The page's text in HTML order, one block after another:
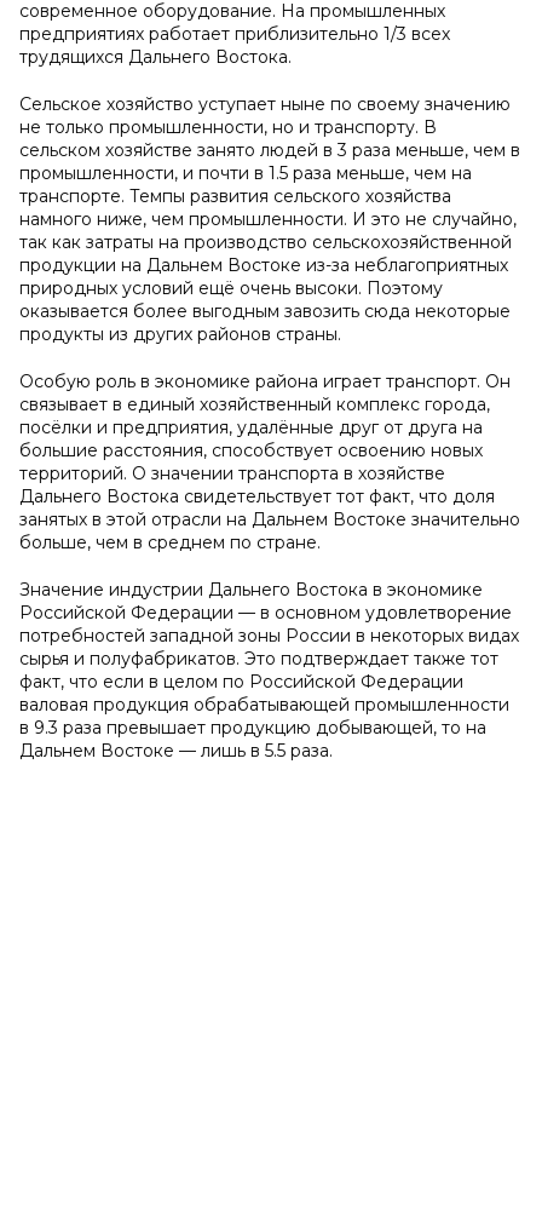
современное оборудование. На промышленных
предприятиях работает приблизительно 1/3 всех
трудящихся Дальнего Востока.
Сельское хозяйство уступает ныне по своему значению
не только промышленности, но и транспорту. В
сельском хозяйстве занято людей в 3 раза меньше, чем в
промышленности, и почти в 1.5 раза меньше, чем на
транспорте. Темпы развития сельского хозяйства
намного ниже, чем промышленности. И это не случайно,
так как затраты на производство сельскохозяйственной
продукции на Дальнем Востоке из-за неблагоприятных
природных условий ещё очень высоки. Поэтому
оказывается более выгодным завозить сюда некоторые
продукты из других районов страны.
Особую роль в экономике района играет транспорт. Он
связывает в единый хозяйственный комплекс города,
посёлки и предприятия, удалённые друг от друга на
большие расстояния, способствует освоению новых
территорий. О значении транспорта в хозяйстве
Дальнего Востока свидетельствует тот факт, что доля
занятых в этой отрасли на Дальнем Востоке значительно
больше, чем в среднем по стране.
Значение индустрии Дальнего Востока в экономике
Российской Федерации — в основном удовлетворение
потребностей западной зоны России в некоторых видах
сырья и полуфабрикатов. Это подтверждает также тот
факт, что если в целом по Российской Федерации
валовая продукция обрабатывающей промышленности
в 9.3 раза превышает продукцию добывающей, то на
Дальнем Востоке — лишь в 5.5 раза.